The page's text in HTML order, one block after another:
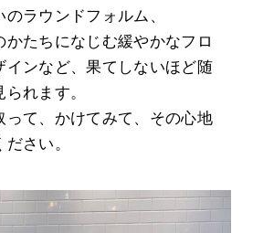
ラウンドフォルム、
かたちになじむ緩やかなフロ
インなど、果てしないほど随
れます。
って、かけてみて、その心地
さい。